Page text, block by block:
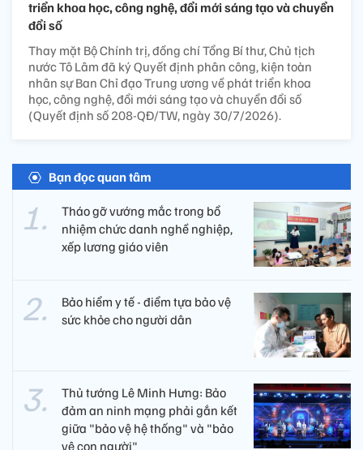
triển khoa học, công nghệ, đổi mới sáng tạo và chuyển
đổi số
Thay mặt Bộ Chính trị, đồng chí Tổng Bí thư, Chủ tịch
nước Tô Lâm đã ký Quyết định phân công, kiện toàn
nhân sự Ban Chỉ đạo Trung ương về phát triển khoa
học, công nghệ, đổi mới sáng tạo và chuyển đổi số
(Quyết định số 208-QĐ/TW, ngày 30/7/2026).
Bạn đọc quan tâm
Tháo gỡ vướng mắc trong bổ
nhiệm chức danh nghề nghiệp,
xếp lương giáo viên
Bảo hiểm y tế - điểm tựa bảo vệ
sức khỏe cho người dân
Thủ tướng Lê Minh Hưng: Bảo
đảm an ninh mạng phải gắn kết
giữa "bảo vệ hệ thống" và "bảo
vệ con người"